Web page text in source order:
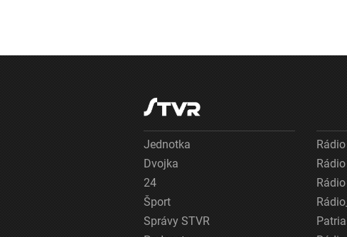
Jednotka
Dvojka
24
Šport
Správy STVR
Patria